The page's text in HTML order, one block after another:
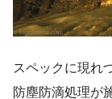
スペックに現れ
防塵防滴処理が